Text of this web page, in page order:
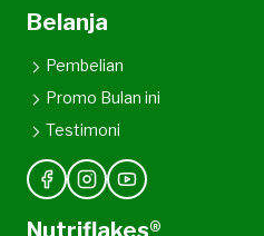
Belanja
Pembelian
Promo Bulan ini
Testimoni
Nutriflakes®